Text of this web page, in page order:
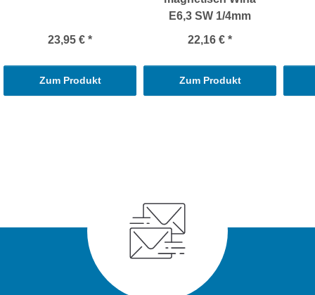
23,95 € *
Zum Produkt
E6,3 SW 1/4mm
22,16 € *
Zum Produkt